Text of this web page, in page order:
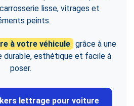
lisse, vitrages et
peints.
à votre véhicule grâce à une
durable, esthétique et facile à
poser.
lettrage pour voiture